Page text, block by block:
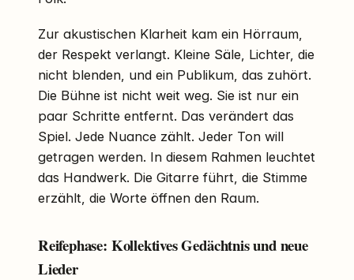
Zur akustischen Klarheit kam ein Hörraum,
der Respekt verlangt. Kleine Säle, Lichter, die
nicht blenden, und ein Publikum, das zuhört.
Die Bühne ist nicht weit weg. Sie ist nur ein
paar Schritte entfernt. Das verändert das
Spiel. Jede Nuance zählt. Jeder Ton will
getragen werden. In diesem Rahmen leuchtet
das Handwerk. Die Gitarre führt, die Stimme
erzählt, die Worte öffnen den Raum.
Reifephase: Kollektives Gedächtnis und neue
Lieder